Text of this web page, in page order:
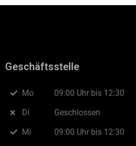
Geschäftsstelle
Mo
Di
Mi
09:00 Uhr bis 12:30
Geschlossen
09:00 Uhr bis 12:30